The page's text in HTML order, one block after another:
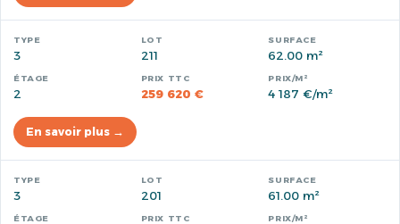
3 211 62.00 m²
2 259 620 € 4 187 €/m²
En savoir plus →
3 201 61.00 m²